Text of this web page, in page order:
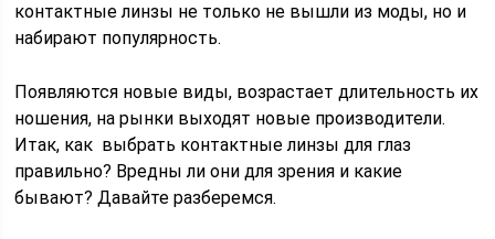
контактные линзы не только не вышли из моды, но и
набирают популярность.
Появляются новые виды, возрастает длительность их
ношения, на рынки выходят новые производители.
Итак, как выбрать контактные линзы для глаз
правильно? Вредны ли они для зрения и какие
бывают? Давайте разберемся.